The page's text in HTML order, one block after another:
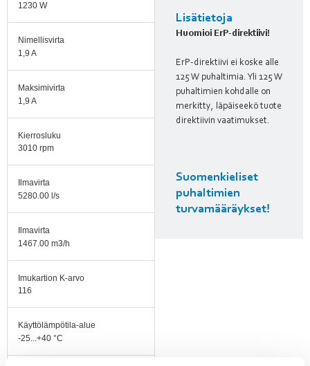
1230 W
Nimellisvirta
1,9 A
Maksimivirta
1,9 A
Kierrosluku
3010 rpm
Ilmavirta
5280.00 l/s
Ilmavirta
1467.00 m3/h
Imukartion K-arvo
116
Käyttölämpötila-alue
-25...+40 °C
Lisätietoja
Huomioi ErP-direktiivi!
ErP-direktiivi ei koske alle
125 W puhaltimia. Yli 125 W
puhaltimien kohdalle on
merkitty, läpäiseekö tuote
direktiivin vaatimukset.
Suomenkieliset
puhaltimien
turvamääräykset!